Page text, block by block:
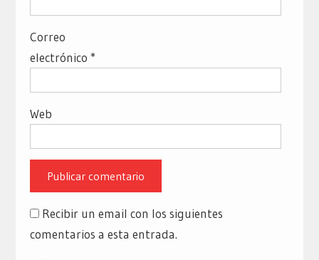
Correo
electrónico *
Web
Recibir un email con los siguientes
comentarios a esta entrada.